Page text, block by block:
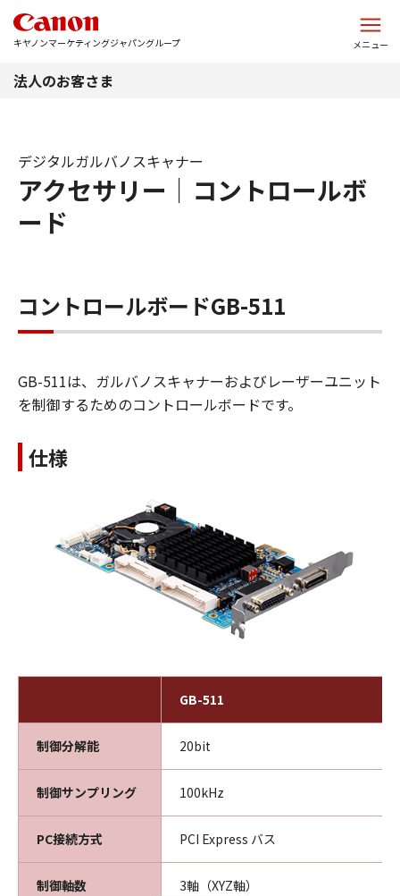
キヤノンマーケティングジャパングループ メニュー
法人のお客さま
アクセサリー｜コントロールボ
ード
デジタルガルバノスキャナー
コントロールボードGB-511
GB-511は、ガルバノスキャナーおよびレーザーユニット
を制御するためのコントロールボードです。
仕様
GB-511
制御分解能 20bit
制御サンプリング 100kHz
PC接続方式 PCI Express バス
制御軸数 3軸（XYZ軸）